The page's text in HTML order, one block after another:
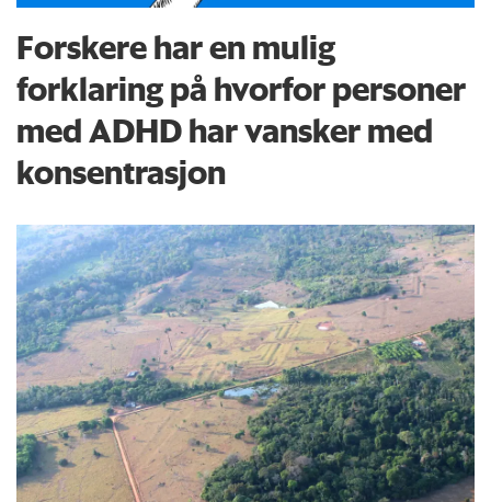
Forskere har en mulig
forklaring på hvorfor personer
med ADHD har vansker med
konsentrasjon